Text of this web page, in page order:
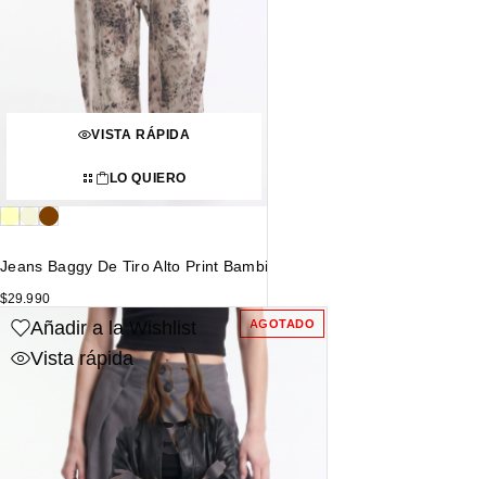
VISTA RÁPIDA
LO QUIERO
Jeans Baggy De Tiro Alto Print Bambi
$29.990
AGOTADO
Añadir a la Wishlist
Vista rápida